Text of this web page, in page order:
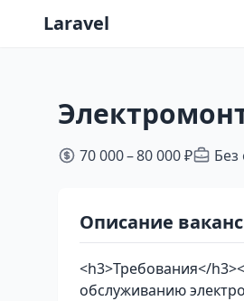
Laravel
70 000 – 80 000 ₽ Без
Описание
<h3>Требования</
обслуживанию